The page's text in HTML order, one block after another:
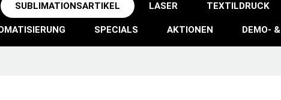
SUBLIMATIONSARTIKEL LASER TEXTILDRUCK
SPECIALS AKTIONEN DEMO-